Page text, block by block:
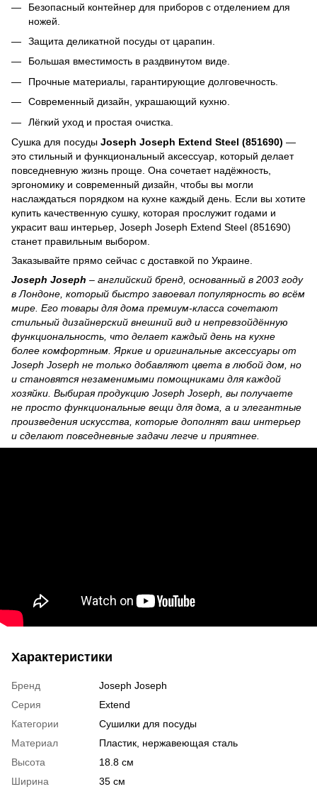
Безопасный контейнер для приборов с отделением для
ножей.
Защита деликатной посуды от царапин.
Большая вместимость в раздвинутом виде.
Прочные материалы, гарантирующие долговечность.
Современный дизайн, украшающий кухню.
Лёгкий уход и простая очистка.
Сушка для посуды Joseph Joseph Extend Steel (851690) —
это стильный и функциональный аксессуар, который делает
повседневную жизнь проще. Она сочетает надёжность,
эргономику и современный дизайн, чтобы вы могли
наслаждаться порядком на кухне каждый день. Если вы хотите
купить качественную сушку, которая прослужит годами и
украсит ваш интерьер, Joseph Joseph Extend Steel (851690)
станет правильным выбором.
Заказывайте прямо сейчас с доставкой по Украине.
Joseph Joseph – английский бренд, основанный в 2003 году
в Лондоне, который быстро завоевал популярность во всём
мире. Его товары для дома премиум-класса сочетают
стильный дизайнерский внешний вид и непревзойдённую
функциональность, что делает каждый день на кухне
более комфортным. Яркие и оригинальные аксессуары от
Joseph Joseph не только добавляют цвета в любой дом, но
и становятся незаменимыми помощниками для каждой
хозяйки. Выбирая продукцию Joseph Joseph, вы получаете
не просто функциональные вещи для дома, а и элегантные
произведения искусства, которые дополнят ваш интерьер
и сделают повседневные задачи легче и приятнее.
Характеристики
Бренд
Joseph Joseph
Серия
Extend
Категории
Сушилки для посуды
Материал
Пластик, нержавеющая сталь
Высота
18.8 см
Ширина
35 см